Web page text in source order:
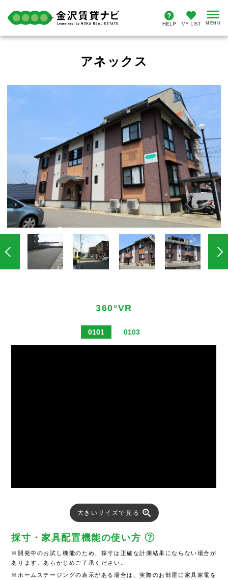
アネックス
360°VR
0101 0103
大きいサイズで見る
採寸・家具配置機能の使い方
※開発中のお試し機能のため、採寸は正確な計測結果にならない場合が
あります。あらかじめご了承ください。
※ホームステージングの表示がある場合は、実際のお部屋に家具家電を